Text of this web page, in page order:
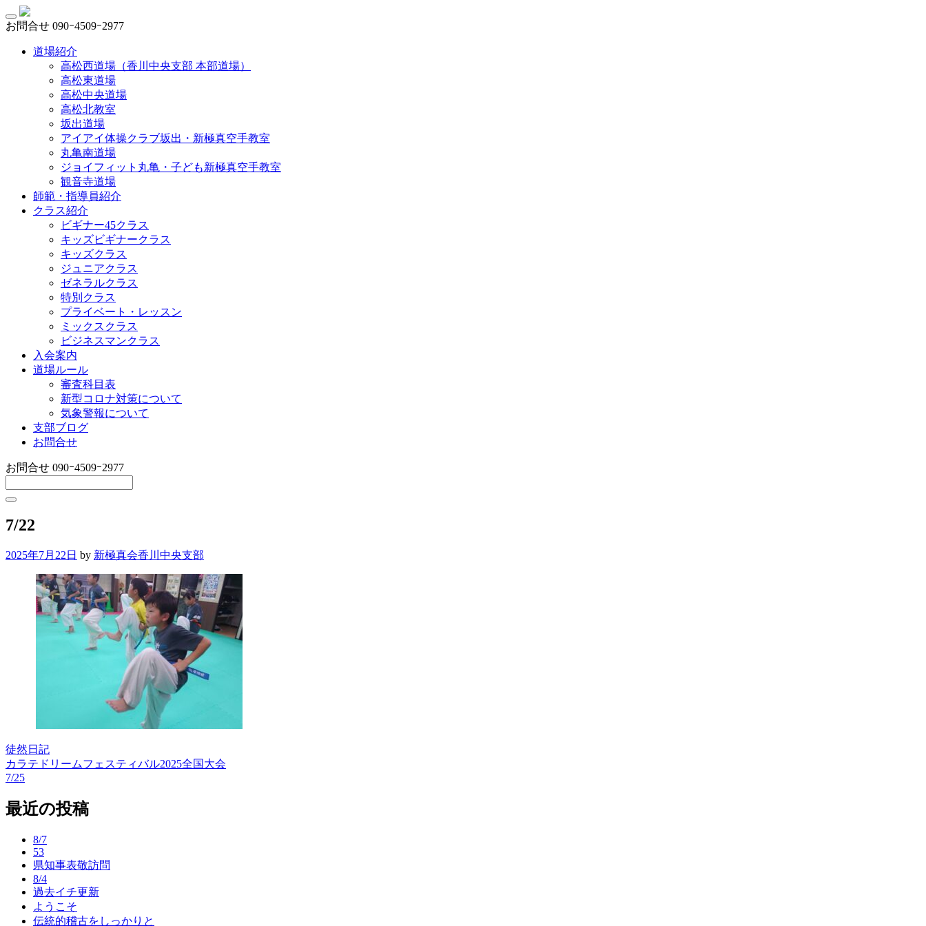
お問合せ 090ｰ4509ｰ2977
道場紹介
高松西道場（香川中央支部 本部道場）
高松東道場
高松中央道場
高松北教室
坂出道場
アイアイ体操クラブ坂出・新極真空手教室
丸亀南道場
ジョイフィット丸亀・子ども新極真空手教室
観音寺道場
師範・指導員紹介
クラス紹介
ビギナー45クラス
キッズビギナークラス
キッズクラス
ジュニアクラス
ゼネラルクラス
特別クラス
プライベート・レッスン
ミックスクラス
ビジネスマンクラス
入会案内
道場ルール
審査科目表
新型コロナ対策について
気象警報について
支部ブログ
お問合せ
お問合せ 090ｰ4509ｰ2977
7/22
2025年7月22日 by 新極真会香川中央支部
徒然日記
投
ナ
カラテドリームフェスティバル2025全国大会
7/25
最近の投稿
8/7
53
県知事表敬訪問
8/4
過去イチ更新
ようこそ
伝統的稽古をしっかりと